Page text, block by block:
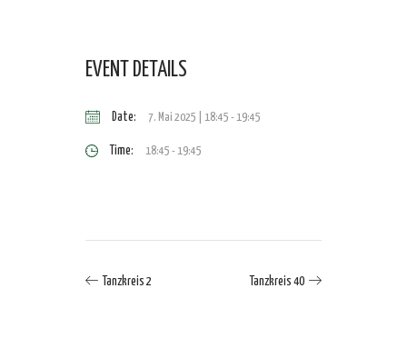
EVENT DETAILS
Date: 7. Mai 2025 | 18:45 -19:45
Time: 18:45 - 19:45
Tanzkreis 2 Tanzkreis 40